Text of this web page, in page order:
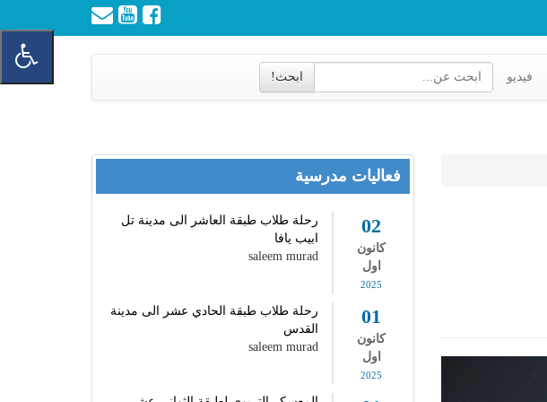
فيديو ابحث!
فعاليات مدرسية
02
كانون
اول
2025
رحلة طلاب طبقة العاشر الى مدينة تل
ابيب يافا
saleem murad
01
كانون
اول
2025
رحلة طلاب طبقة الحادي عشر الى مدينة
القدس
saleem murad